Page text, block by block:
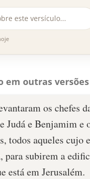
em outras
os chefes
Judá e Benjamim e
todos aqueles cujo
para subirem a
está em Jerusalém.